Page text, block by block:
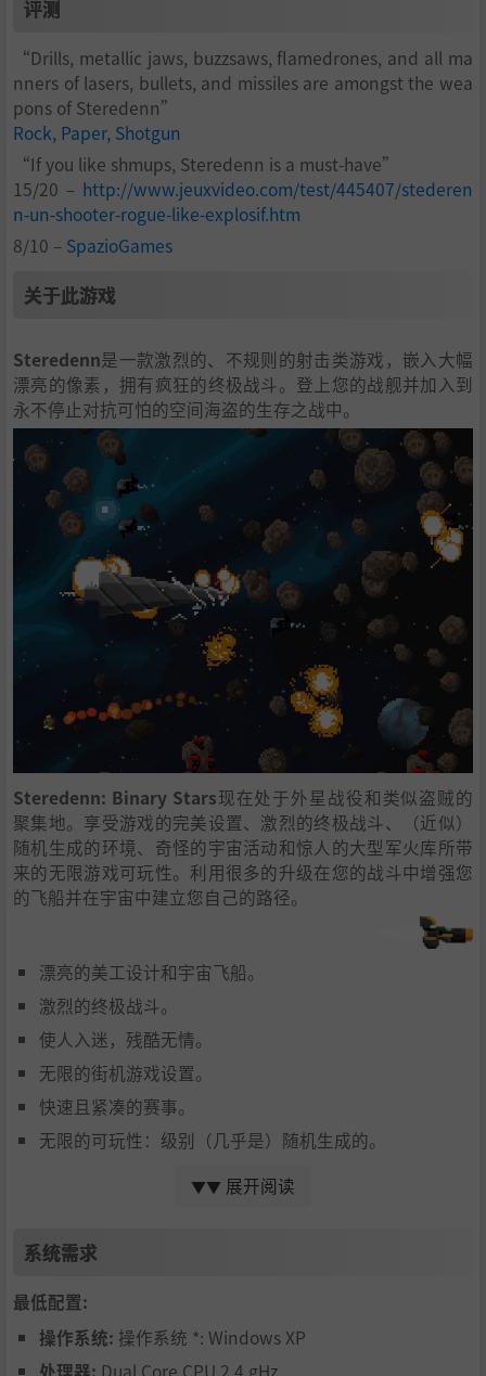
评测
“Drills, metallic jaws, buzzsaws, flamedrones, and all ma
nners of lasers, bullets, and missiles are amongst the wea
pons of Steredenn”
Rock, Paper, Shotgun
“If you like shmups, Steredenn is a must-have”
15/20 – http://www.jeuxvideo.com/test/445407/stederen
n-un-shooter-rogue-like-explosif.htm
8/10 – SpazioGames
关于此游戏
Steredenn是一款激烈的、不规则的射击类游戏，嵌入大幅
漂亮的像素，拥有疯狂的终极战斗。登上您的战舰并加入到
永不停止对抗可怕的空间海盗的生存之战中。
Steredenn: Binary Stars现在处于外星战役和类似盗贼的
聚集地。享受游戏的完美设置、激烈的终极战斗、（近似）
随机生成的环境、奇怪的宇宙活动和惊人的大型军火库所带
来的无限游戏可玩性。利用很多的升级在您的战斗中增强您
的飞船并在宇宙中建立您自己的路径。
漂亮的美工设计和宇宙飞船。
激烈的终极战斗。
使人入迷，残酷无情。
无限的街机游戏设置。
快速且紧凑的赛事。
无限的可玩性：级别（几乎是）随机生成的。
武器库：35种武器和25种互动和组合的升级。
每日运行：每天，试着成为在所有玩家在同样比赛、枪支
会！
竞技场：通过在普通模式中打败boss来解锁。然后，在1
▼▼ 展开阅读
系统需求
最低配置:
操作系统: 操作系统 *: Windows XP
处理器: Dual Core CPU 2.4 gHz